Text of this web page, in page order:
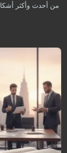
من أحدث وأكثر